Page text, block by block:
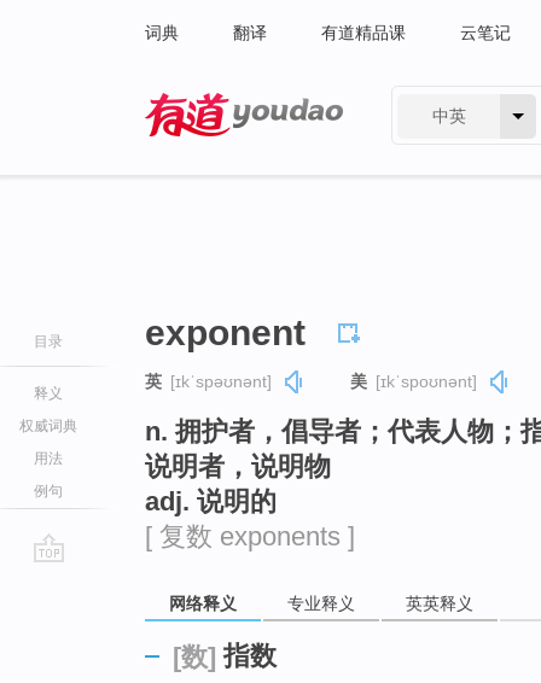
词典 翻译 有道精品课 云笔记
中英
目录
释义
权威词典
用法
例句
exponent
英 [ɪkˈspəʊnənt] 美 [ɪkˈspoʊnənt]
n. 拥护者，倡导者；代表人物；
说明者，说明物
adj. 说明的
[ 复数 exponents ]
网络释义 专业释义 英英释义
[数] 指数